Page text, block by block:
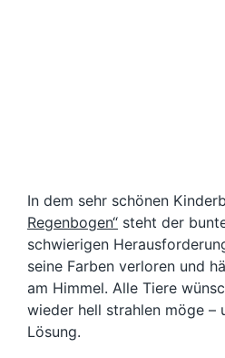
In dem sehr schönen
Regenbogen“ steht der
schwierigen
seine Farben verloren und
am Himmel. Alle Tiere
wieder hell strahlen möge –
Lösung.